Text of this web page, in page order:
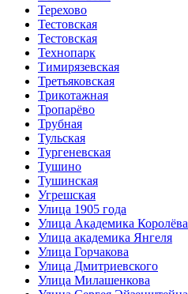
Терехово
Тестовская
Тестовская
Технопарк
Тимирязевская
Третьяковская
Трикотажная
Тропарёво
Трубная
Тульская
Тургеневская
Тушино
Тушинская
Угрешская
Улица 1905 года
Улица Академика Королёва
Улица академика Янгеля
Улица Горчакова
Улица Дмитриевского
Улица Милашенкова